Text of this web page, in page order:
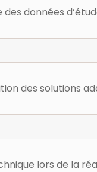
des données
des solutions
lors de la